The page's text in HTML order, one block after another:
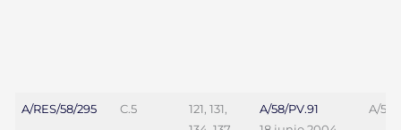
A/RES/58/295 C.5
121, 131,
A/58/PV.91
A/58/